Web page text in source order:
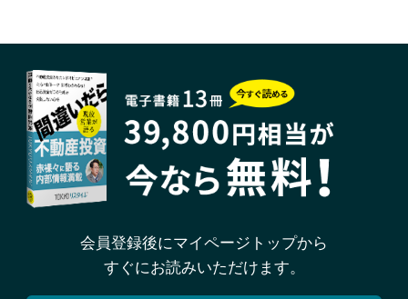
会員登録後にマイページトップから
すぐにお読みいただけます。